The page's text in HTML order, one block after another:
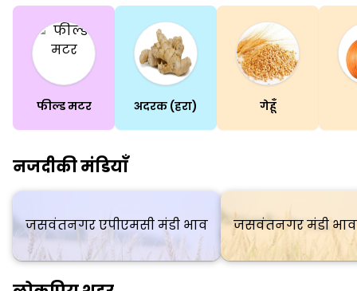
फील्ड मटर अदरक (हरा) गेहूँ
नजदीकी मंडियाँ
जसवंतनगर एपीएमसी मंडी भाव जसवंतनगर मंडी भाव